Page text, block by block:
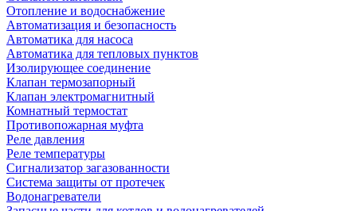
Отопление и водоснабжение
Автоматизация и безопасность
Автоматика для насоса
Автоматика для тепловых пунктов
Изолирующее соединение
Клапан термозапорный
Клапан электромагнитный
Комнатный термостат
Противопожарная муфта
Реле давления
Реле температуры
Сигнализатор загазованности
Система защиты от протечек
Водонагреватели